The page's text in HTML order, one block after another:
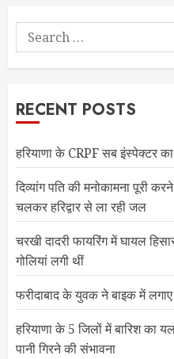
Search
for:
RECENT POSTS
हरियाणा के CRPF सब इंस्पेक्टर
दिव्यांग पति की मनोकामना पूरी
चलकर हरिद्वार से ला रही जल
चरखी दादरी फायरिंग में घायल
गोलियां लगी थीं
फरीदाबाद के युवक ने बाइक में लगाए
हरियाणा के 5 जिलों में बारिश का
पानी गिरने की संभावना